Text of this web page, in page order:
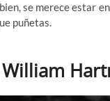
se merece estar
puñetas.